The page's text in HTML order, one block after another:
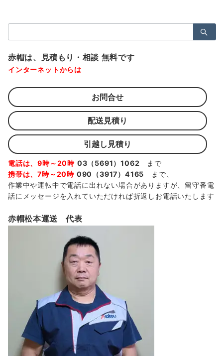
索：
赤帽は、見積もり・相談 無料です
インターネットからは
お問合せ
配送見積り
引越し見積り
電話は、9時～20時 03（5691）1062 まで
携帯は、7時～20時 090（3917）4165 まで、
作業中や運転中で電話に出れない場合がありますが、留守番電
話にメッセージを入れていただければ折返しお電話いたします
赤帽松本運送 代表